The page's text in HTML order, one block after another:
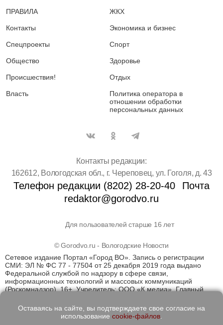
ПРАВИЛА
Контакты
Спецпроекты
Общество
Происшествия!
Власть
ЖКХ
Экономика и бизнес
Спорт
Здоровье
Отдых
Политика оператора в
отношении обработки
персональных данных
Контакты редакции:
162612, Вологодская обл., г. Череповец, ул. Гоголя, д. 43
Телефон редакции (8202) 28-20-40
Почта
redaktor@gorodvo.ru
Для пользователей старше 16 лет
© Gorodvo.ru - Вологодские Новости
Сетевое издание Портал «Город ВО». Запись о регистрации
СМИ: ЭЛ № ФС 77 - 77504 от 25 декабря 2019 года выдано
Федеральной службой по надзору в сфере связи,
информационных технологий и массовых коммуникаций
(Роскомнадзор). 16+. Учредитель: ООО «К медиа». Главный
применяются рекомендательные технологии (информационные
технологии предоставления информации на основе сбора,
систематизации и анализа сведений, относящихся к
Оставаясь на сайте, вы подтверждаете свое согласие на
использование cookie-файлов